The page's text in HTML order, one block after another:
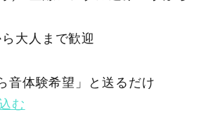
大人まで歓迎
音体験希望」と送るだけ
む